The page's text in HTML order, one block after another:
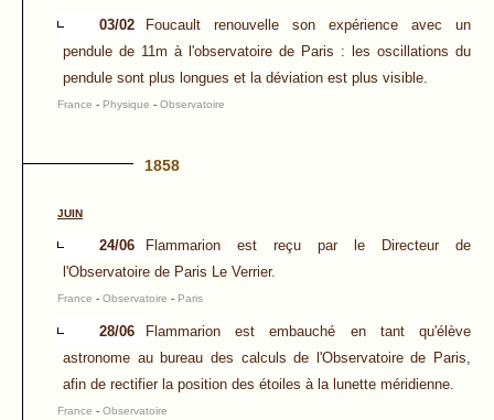
03/02
Foucault renouvelle son expérience avec un
pendule de 11m à l'observatoire de Paris : les oscillations du
pendule sont plus longues et la déviation est plus visible.
France - Physique - Observatoire
1858
JUIN
24/06
Flammarion est reçu par le Directeur de
l'Observatoire de Paris Le Verrier.
France - Observatoire - Paris
28/06
Flammarion est embauché en tant qu'élève
astronome au bureau des calculs de l'Observatoire de Paris,
afin de rectifier la position des étoiles à la lunette méridienne.
France - Observatoire